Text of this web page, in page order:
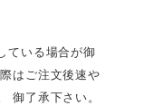
ている場合が御
はご注文後速や
御了承下さい。